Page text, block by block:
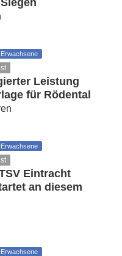
Leistung
für Rödental
Eintracht
an diesem